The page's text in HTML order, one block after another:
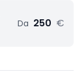
Da 250 €